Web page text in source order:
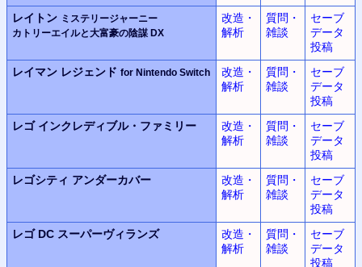
レイトン ミステリージャーニー
カトリーエイルと大富豪の陰謀 DX
改造・
解析
質問・
雑談
セーブ
データ
投稿
レイマン レジェンド for Nintendo Switch
改造・
解析
質問・
雑談
セーブ
データ
投稿
レゴ インクレディブル・ファミリー
改造・
解析
質問・
雑談
セーブ
データ
投稿
レゴシティ アンダーカバー
改造・
解析
質問・
雑談
セーブ
データ
投稿
レゴ DC スーパーヴィランズ
改造・
解析
質問・
雑談
セーブ
データ
投稿